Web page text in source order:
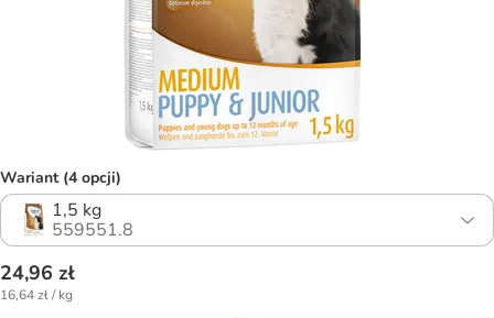
Wariant (4 opcji)
1,5 kg
559551.8
24,96 zł
16,64 zł / kg